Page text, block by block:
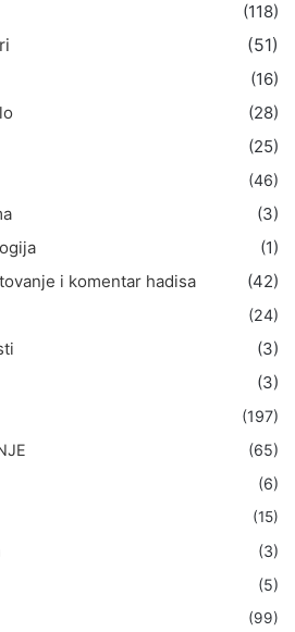
(118)
(51)
(16)
(28)
(25)
(46)
(3)
(1)
i komentar hadisa
(42)
(24)
(3)
(3)
(197)
(65)
(6)
(15)
(3)
(5)
(99)